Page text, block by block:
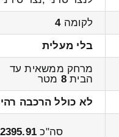
לקומה4
בלי מעלית
מרחק ממשאית עד
הבית8 מטר
לא כולל הרכבה
סה"כ 2395.91